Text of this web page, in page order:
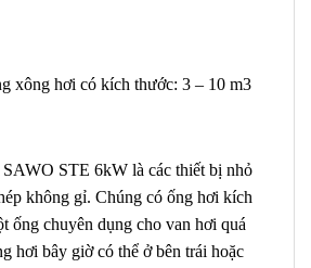
xông hơi có kích thước: 3 – 10 m3
STE 6kW là các thiết bị nhỏ
không gỉ. Chúng có ống hơi kích
ống chuyên dụng cho van hơi quá
hơi bây giờ có thể ở bên trái hoặc